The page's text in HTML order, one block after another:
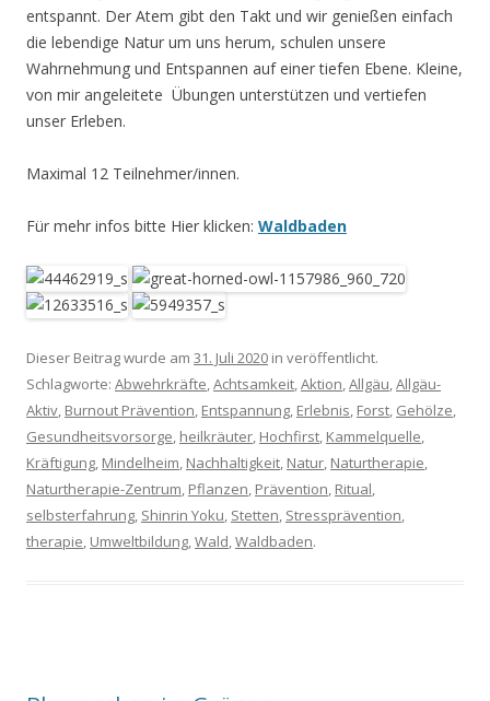
entspannt. Der Atem gibt den Takt und wir genießen einfach
die lebendige Natur um uns herum, schulen unsere
Wahrnehmung und Entspannen auf einer tiefen Ebene. Kleine,
von mir angeleitete Übungen unterstützen und vertiefen
unser Erleben.
Maximal 12 Teilnehmer/innen.
Für mehr infos bitte Hier klicken: Waldbaden
Dieser Beitrag wurde am 31. Juli 2020 in veröffentlicht.
Schlagworte: Abwehrkräfte,Achtsamkeit,Aktion,Allgäu,Allgäu-
Aktiv, Burnout Prävention, Entspannung, Erlebnis, Forst, Gehölze,
Gesundheitsvorsorge, heilkräuter, Hochfirst, Kammelquelle,
Kräftigung, Mindelheim, Nachhaltigkeit, Natur, Naturtherapie,
Naturtherapie-Zentrum, Pflanzen, Prävention, Ritual,
selbsterfahrung, Shinrin Yoku, Stetten, Stressprävention,
therapie, Umweltbildung,Wald,Waldbaden.